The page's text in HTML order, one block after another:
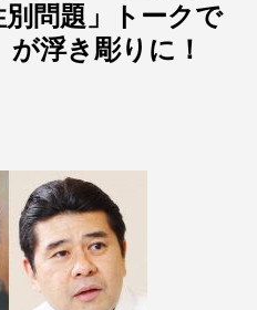
問題」トークで
が浮き彫りに！